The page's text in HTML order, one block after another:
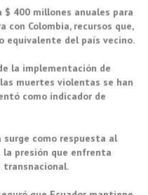
$ 400 millones anuales para
Colombia, recursos que,
equivalente del país vecino.
la implementación de
muertes violentas se han
como indicador de
como respuesta al
la presión que enfrenta
transnacional.